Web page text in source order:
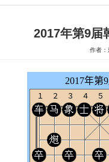
2017年第9届
作者：